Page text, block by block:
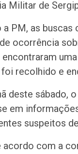
Militar de
a PM, as
ocorrência
recolhido e
deste sábado,
em
suspeitos
acordo com a